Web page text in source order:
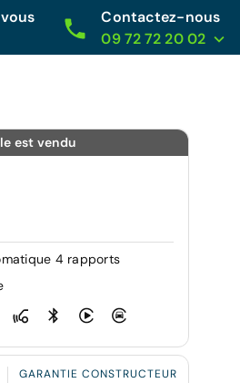
Contactez-nous
09 72 72 20 02
est vendu
4 rapports
GARANTIE CONSTRUCTEUR